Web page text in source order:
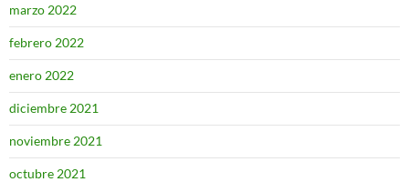
marzo 2022
febrero 2022
enero 2022
diciembre 2021
noviembre 2021
octubre 2021